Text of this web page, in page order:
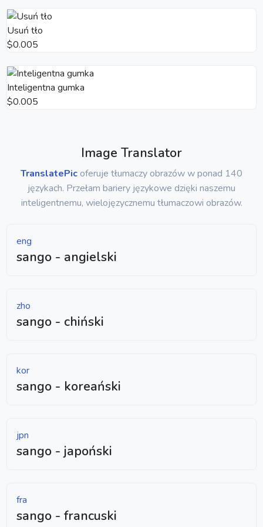
Usuń tło
$0.005
Inteligentna gumka
$0.005
Image Translator
TranslatePicoferuje tłumaczy obrazów w ponad 140
językach. Przełam bariery językowe dzięki naszemu
inteligentnemu, wielojęzycznemu tłumaczowi obrazów.
eng
sango - angielski
zho
sango - chiński
kor
sango - koreański
jpn
sango - japoński
fra
sango - francuski